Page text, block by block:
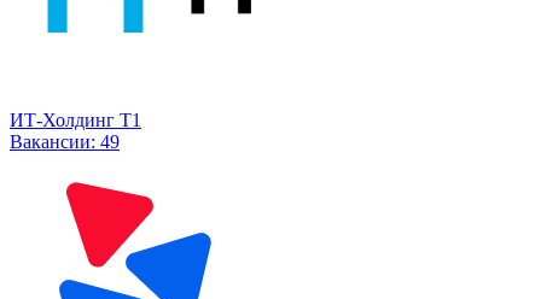
ИТ-Холдинг Т1
Вакансии: 49